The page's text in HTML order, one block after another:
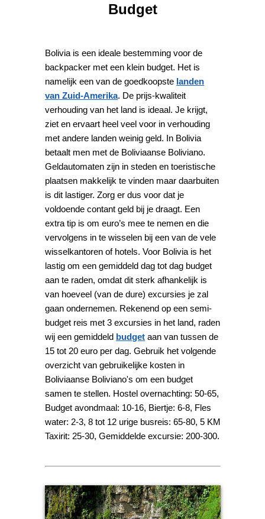
Budget
Bolivia is een ideale bestemming voor de
backpacker met een klein budget. Het is
namelijk een van de goedkoopste landen
van Zuid-Amerika. De prijs-kwaliteit
verhouding van het land is ideaal. Je krijgt,
ziet en ervaart heel veel voor in verhouding
met andere landen weinig geld. In Bolivia
betaalt men met de Boliviaanse Boliviano.
Geldautomaten zijn in steden en toeristische
plaatsen makkelijk te vinden maar daarbuiten
is dit lastiger. Zorg er dus voor dat je
voldoende contant geld bij je draagt. Een
extra tip is om euro’s mee te nemen en die
vervolgens in te wisselen bij een van de vele
wisselkantoren of hotels. Voor Bolivia is het
lastig om een gemiddeld dag tot dag budget
aan te raden, omdat dit sterk afhankelijk is
van hoeveel (van de dure) excursies je zal
gaan ondernemen. Rekenend op een semi-
budget reis met 3 excursies in het land, raden
wij een gemiddeld budget aan van tussen de
15 tot 20 euro per dag. Gebruik het volgende
overzicht van gebruikelijke kosten in
Boliviaanse Boliviano's om een budget
samen te stellen. Hostel overnachting: 50-65,
Budget avondmaal: 10-16, Biertje: 6-8, Fles
water: 2-3, 8 tot 12 urige busreis: 65-80, 5 KM
Taxirit: 25-30, Gemiddelde excursie: 200-300.